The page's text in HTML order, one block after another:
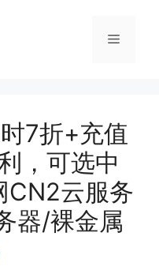
菜
7折+充值
，可选中
CN2云服务
器/裸金属